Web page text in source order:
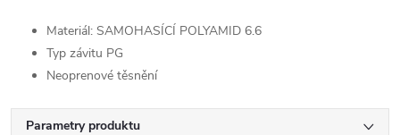
Materiál: SAMOHASÍCÍ POLYAMID 6.6
Typ závitu PG
Neoprenové těsnění
Parametry produktu